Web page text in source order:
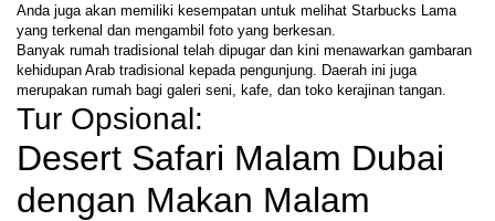
Anda juga akan memiliki kesempatan untuk melihat Starbucks Lama
yang terkenal dan mengambil foto yang berkesan.
Banyak rumah tradisional telah dipugar dan kini menawarkan gambaran
kehidupan Arab tradisional kepada pengunjung. Daerah ini juga
merupakan rumah bagi galeri seni, kafe, dan toko kerajinan tangan.
Tur Opsional:
Desert Safari Malam Dubai
dengan Makan Malam